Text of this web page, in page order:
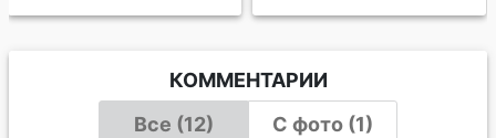
КОММЕНТАРИИ
Все (12)
С фото (1)